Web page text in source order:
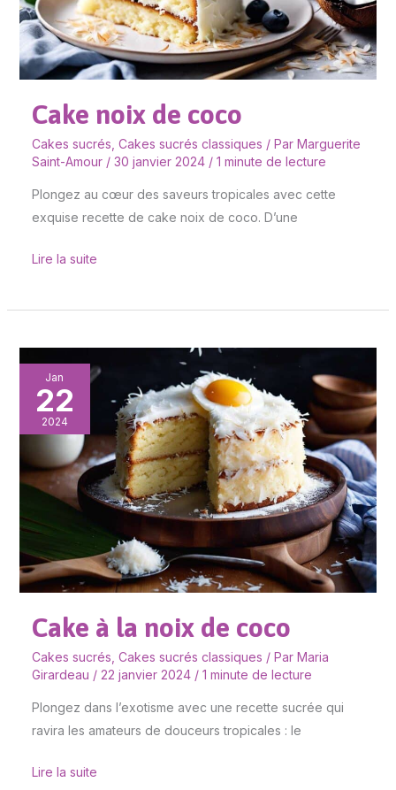
Cake noix de coco
Cakes sucrés Cakes sucrés classiques / Par Marguerite
Saint-Amour / 30 janvier 2024 / 1 minute de lecture
Plongez au cœur des saveurs tropicales avec cette
exquise recette de cake noix de coco. D’une
Lire la suite
Jan
22
2024
Cake à la noix de coco
Cakes sucrés Cakes sucrés classiques / Par Maria
Girardeau / 22 janvier 2024 / 1 minute de lecture
Plongez dans l’exotisme avec une recette sucrée qui
ravira les amateurs de douceurs tropicales : le
Cake
à
de
coco
Lire la suite